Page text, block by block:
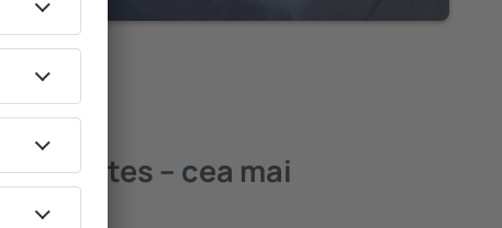
Montes – cea mai